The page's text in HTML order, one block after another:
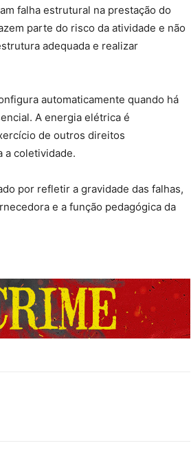
falha estrutural na prestação do
parte do risco da atividade e não
adequada e realizar
automaticamente quando há
A energia elétrica é
de outros direitos
a coletividade.
por refletir a gravidade das falhas,
e a função pedagógica da